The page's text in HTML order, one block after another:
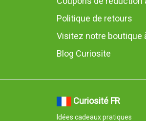
Politique de retours
Visitez notre boutique
Blog Curiosite
Curiosité FR
Idées cadeaux pratiques